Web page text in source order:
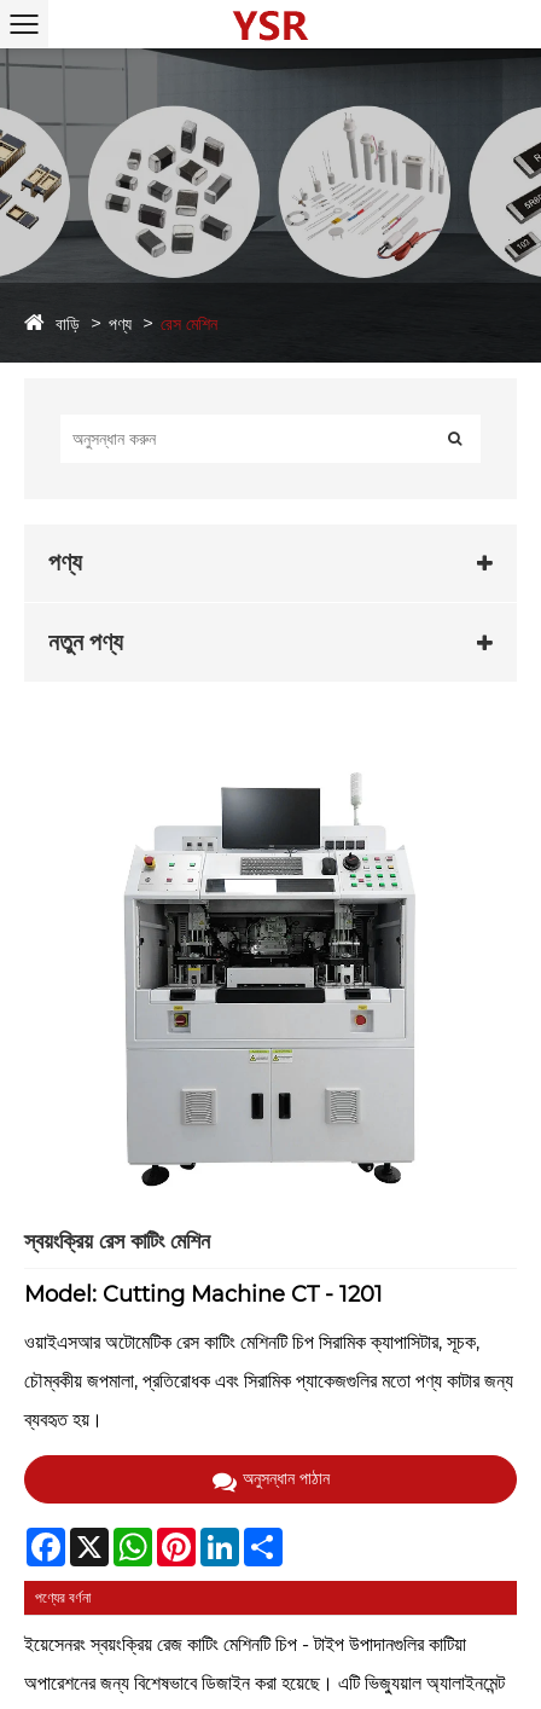
বাড়ি পণ্য রেস মেশিন
পণ্য
নতুন পণ্য
স্বয়ংক্রিয় রেস কাটিং মেশিন
Model: Cutting Machine CT - 1201
ওয়াইএসআর অটোমেটিক রেস কাটিং মেশিনটি চিপ সিরামিক ক্যাপাসিটার, সূচক,
চৌম্বকীয় জপমালা, প্রতিরোধক এবং সিরামিক প্যাকেজগুলির মতো পণ্য কাটার জন্য
ব্যবহৃত হয়।
অনুসন্ধান পাঠান
Facebook
X WhatsAppPinterestLinkedIn
পণ্যের বর্ণনা
ইয়েসেনরং স্বয়ংক্রিয় রেজ কাটিং মেশিনটি চিপ - টাইপ উপাদানগুলির কাটিয়া
অপারেশনের জন্য বিশেষভাবে ডিজাইন করা হয়েছে। এটি ভিজ্যুয়াল অ্যালাইনমেন্ট